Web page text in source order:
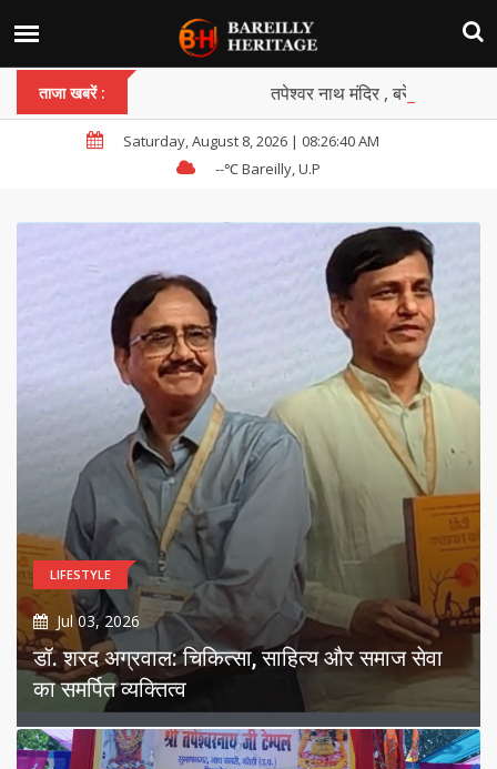
ताजा खबरें : तपेश्वर नाथ मंदिर , बरेली
Saturday, August 8, 2026 | 08:26:43 AM
--℃ Bareilly, U.P
LIFESTYLE
Jul 03, 2026
डॉ. शरद अग्रवाल: चिकित्सा, साहित्य और समाज सेवा
का समर्पित व्यक्तित्व